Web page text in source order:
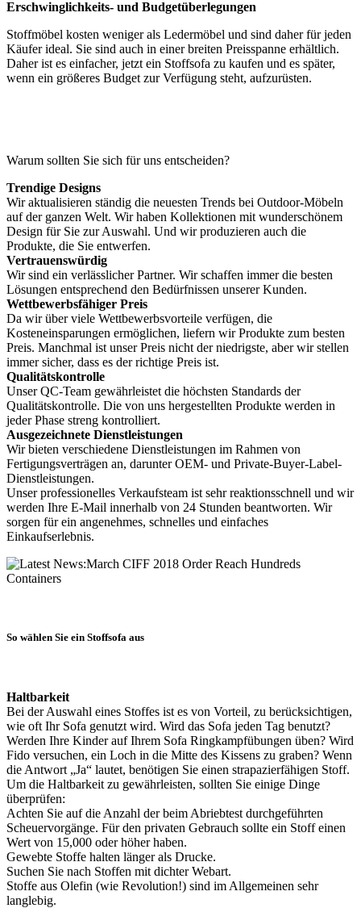
Erschwinglichkeits- und Budgetüberlegungen
Stoffmöbel kosten weniger als Ledermöbel und sind daher für jeden
Käufer ideal. Sie sind auch in einer breiten Preisspanne erhältlich.
Daher ist es einfacher, jetzt ein Stoffsofa zu kaufen und es später,
wenn ein größeres Budget zur Verfügung steht, aufzurüsten.
Warum sollten Sie sich für uns entscheiden?
Trendige Designs
Wir aktualisieren ständig die neuesten Trends bei Outdoor-Möbeln
auf der ganzen Welt. Wir haben Kollektionen mit wunderschönem
Design für Sie zur Auswahl. Und wir produzieren auch die
Produkte, die Sie entwerfen.
Vertrauenswürdig
Wir sind ein verlässlicher Partner. Wir schaffen immer die besten
Lösungen entsprechend den Bedürfnissen unserer Kunden.
Wettbewerbsfähiger Preis
Da wir über viele Wettbewerbsvorteile verfügen, die
Kosteneinsparungen ermöglichen, liefern wir Produkte zum besten
Preis. Manchmal ist unser Preis nicht der niedrigste, aber wir stellen
immer sicher, dass es der richtige Preis ist.
Qualitätskontrolle
Unser QC-Team gewährleistet die höchsten Standards der
Qualitätskontrolle. Die von uns hergestellten Produkte werden in
jeder Phase streng kontrolliert.
Ausgezeichnete Dienstleistungen
Wir bieten verschiedene Dienstleistungen im Rahmen von
Fertigungsverträgen an, darunter OEM- und Private-Buyer-Label-
Dienstleistungen.
Unser professionelles Verkaufsteam ist sehr reaktionsschnell und wir
werden Ihre E-Mail innerhalb von 24 Stunden beantworten. Wir
sorgen für ein angenehmes, schnelles und einfaches
Einkaufserlebnis.
So wählen Sie ein Stoffsofa aus
Haltbarkeit
Bei der Auswahl eines Stoffes ist es von Vorteil, zu berücksichtigen,
wie oft Ihr Sofa genutzt wird. Wird das Sofa jeden Tag benutzt?
Werden Ihre Kinder auf Ihrem Sofa Ringkampfübungen üben? Wird
Fido versuchen, ein Loch in die Mitte des Kissens zu graben? Wenn
die Antwort „Ja“ lautet, benötigen Sie einen strapazierfähigen Stoff.
Um die Haltbarkeit zu gewährleisten, sollten Sie einige Dinge
überprüfen:
Achten Sie auf die Anzahl der beim Abriebtest durchgeführten
Scheuervorgänge. Für den privaten Gebrauch sollte ein Stoff einen
Wert von 15,000 oder höher haben.
Gewebte Stoffe halten länger als Drucke.
Suchen Sie nach Stoffen mit dichter Webart.
Stoffe aus Olefin (wie Revolution!) sind im Allgemeinen sehr
langlebig.